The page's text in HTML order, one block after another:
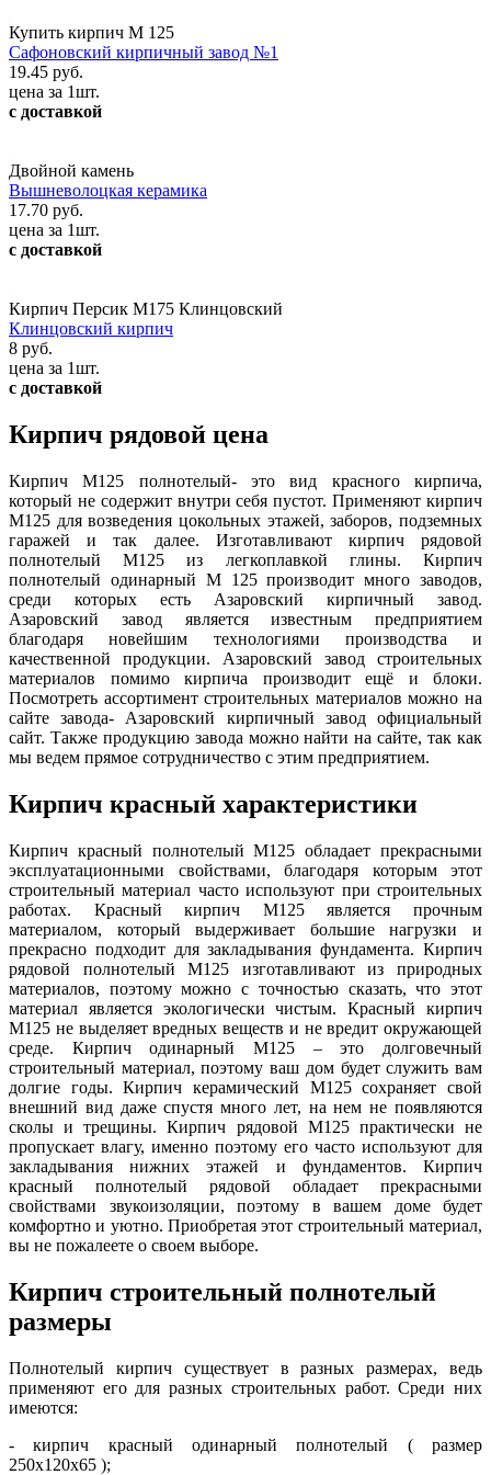
Купить кирпич М 125
Сафоновский кирпичный завод №1
19.45 руб.
цена за 1шт.
с доставкой
Двойной камень
Вышневолоцкая керамика
17.70 руб.
цена за 1шт.
с доставкой
Кирпич Персик М175 Клинцовский
Клинцовский кирпич
8 руб.
цена за 1шт.
с доставкой
Кирпич рядовой цена
Кирпич М125 полнотелый- это вид красного кирпича,
который не содержит внутри себя пустот. Применяют кирпич
М125 для возведения цокольных этажей, заборов, подземных
гаражей и так далее. Изготавливают кирпич рядовой
полнотелый М125 из легкоплавкой глины. Кирпич
полнотелый одинарный М 125 производит много заводов,
среди которых есть Азаровский кирпичный завод.
Азаровский завод является известным предприятием
благодаря новейшим технологиями производства и
качественной продукции. Азаровский завод строительных
материалов помимо кирпича производит ещё и блоки.
Посмотреть ассортимент строительных материалов можно на
сайте завода- Азаровский кирпичный завод официальный
сайт. Также продукцию завода можно найти на сайте, так как
мы ведем прямое сотрудничество с этим предприятием.
Кирпич красный характеристики
Кирпич красный полнотелый М125 обладает прекрасными
эксплуатационными свойствами, благодаря которым этот
строительный материал часто используют при строительных
работах. Красный кирпич М125 является прочным
материалом, который выдерживает большие нагрузки и
прекрасно подходит для закладывания фундамента. Кирпич
рядовой полнотелый М125 изготавливают из природных
материалов, поэтому можно с точностью сказать, что этот
материал является экологически чистым. Красный кирпич
М125 не выделяет вредных веществ и не вредит окружающей
среде. Кирпич одинарный М125 – это долговечный
строительный материал, поэтому ваш дом будет служить вам
долгие годы. Кирпич керамический М125 сохраняет свой
внешний вид даже спустя много лет, на нем не появляются
сколы и трещины. Кирпич рядовой М125 практически не
пропускает влагу, именно поэтому его часто используют для
закладывания нижних этажей и фундаментов. Кирпич
красный полнотелый рядовой обладает прекрасными
свойствами звукоизоляции, поэтому в вашем доме будет
комфортно и уютно. Приобретая этот строительный материал,
вы не пожалеете о своем выборе.
Кирпич строительный полнотелый
размеры
Полнотелый кирпич существует в разных размерах, ведь
применяют его для разных строительных работ. Среди них
имеются:
- кирпич красный одинарный полнотелый ( размер
250x120x65 );